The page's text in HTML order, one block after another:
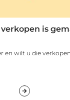
is
en wilt u die